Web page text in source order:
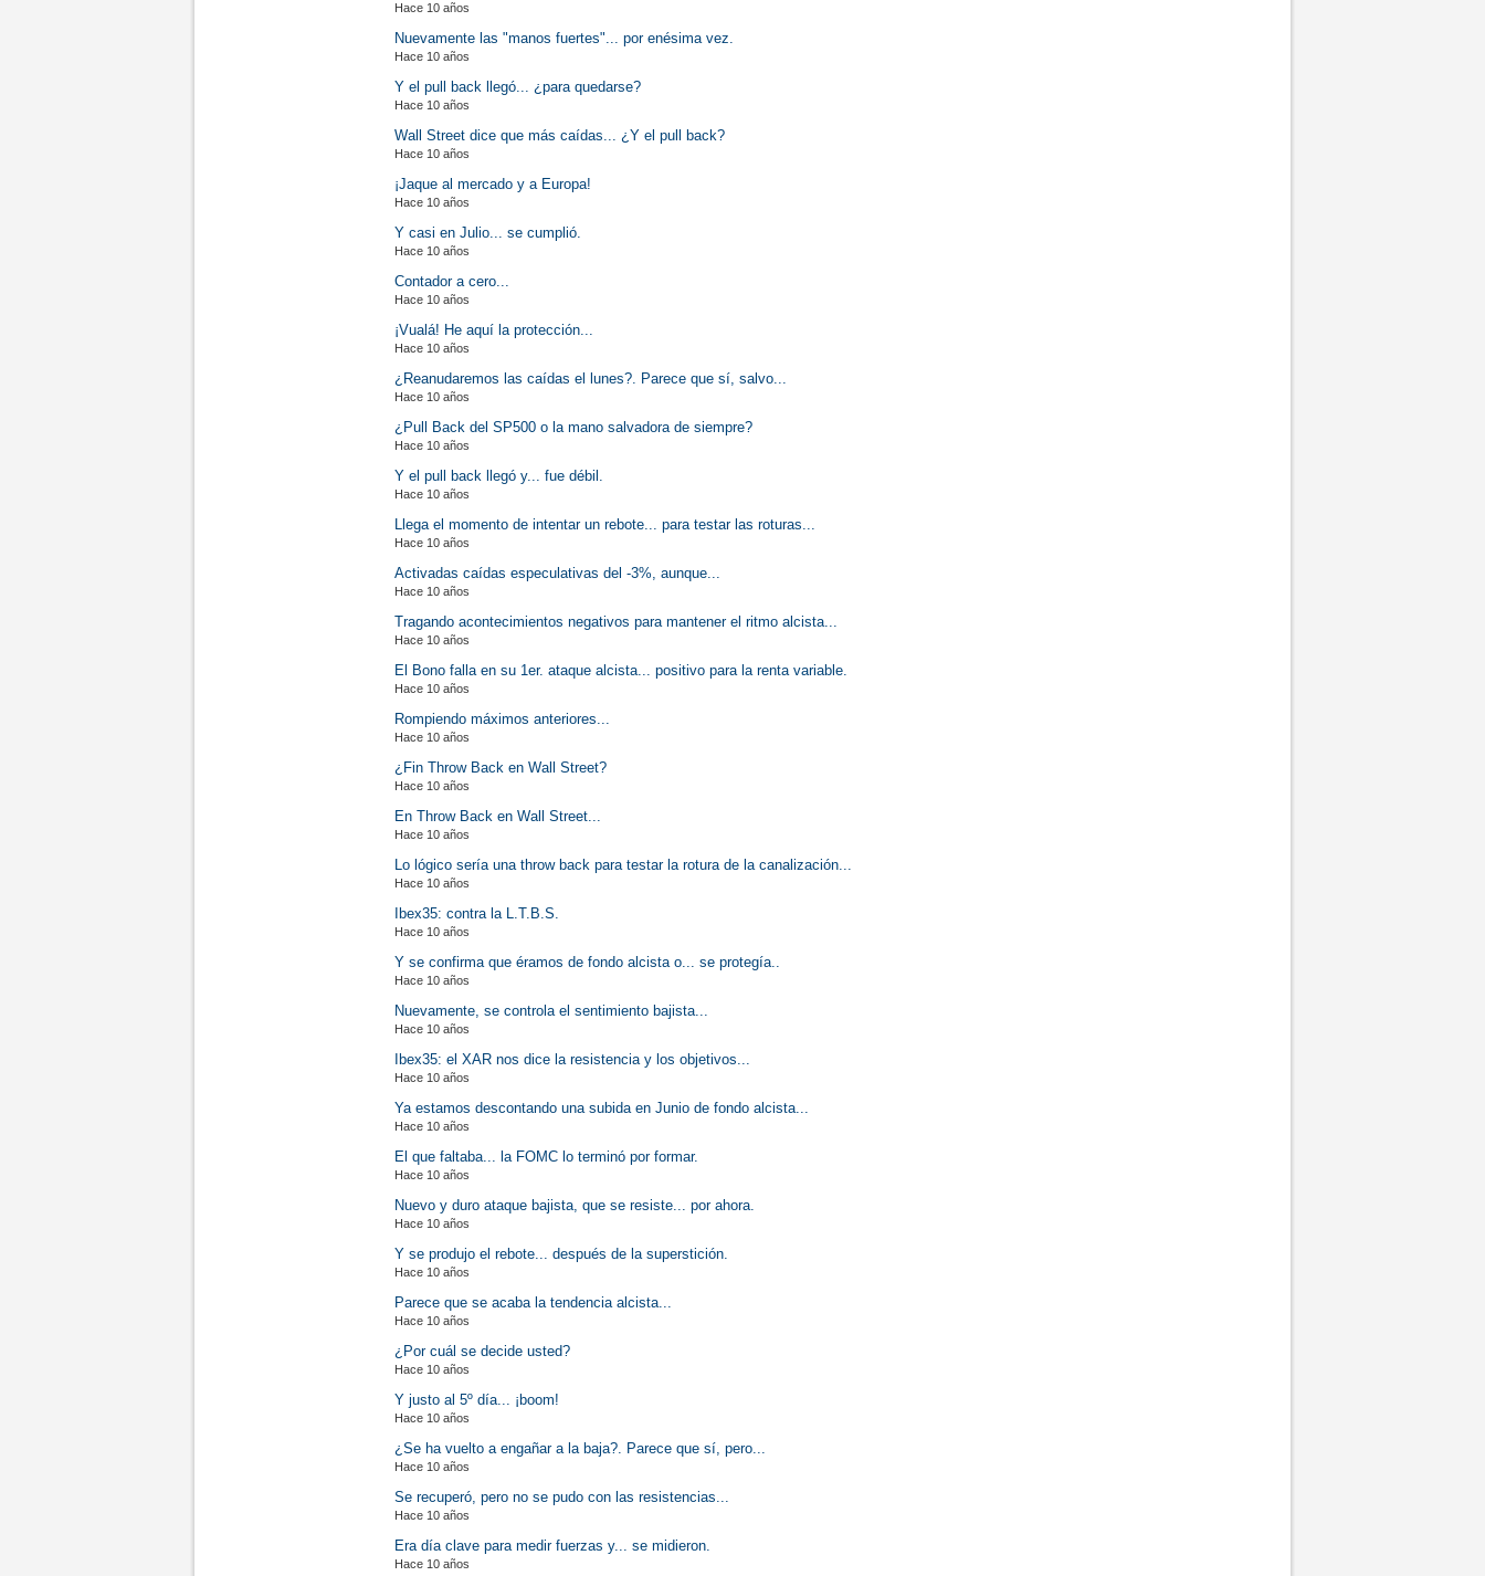
Hace 10 años
Nuevamente las "manos fuertes"... por enésima vez.
Hace 10 años
Y el pull back llegó... ¿para quedarse?
Hace 10 años
Wall Street dice que más caídas... ¿Y el pull back?
Hace 10 años
¡Jaque al mercado y a Europa!
Hace 10 años
Y casi en Julio... se cumplió.
Hace 10 años
Contador a cero...
Hace 10 años
¡Vualá! He aquí la protección...
Hace 10 años
¿Reanudaremos las caídas el lunes?. Parece que sí, salvo...
Hace 10 años
¿Pull Back del SP500 o la mano salvadora de siempre?
Hace 10 años
Y el pull back llegó y... fue débil.
Hace 10 años
Llega el momento de intentar un rebote... para testar las roturas...
Hace 10 años
Activadas caídas especulativas del -3%, aunque...
Hace 10 años
Tragando acontecimientos negativos para mantener el ritmo alcista...
Hace 10 años
El Bono falla en su 1er. ataque alcista... positivo para la renta variable.
Hace 10 años
Rompiendo máximos anteriores...
Hace 10 años
¿Fin Throw Back en Wall Street?
Hace 10 años
En Throw Back en Wall Street...
Hace 10 años
Lo lógico sería una throw back para testar la rotura de la canalización...
Hace 10 años
Ibex35: contra la L.T.B.S.
Hace 10 años
Y se confirma que éramos de fondo alcista o... se protegía..
Hace 10 años
Nuevamente, se controla el sentimiento bajista...
Hace 10 años
Ibex35: el XAR nos dice la resistencia y los objetivos...
Hace 10 años
Ya estamos descontando una subida en Junio de fondo alcista...
Hace 10 años
El que faltaba... la FOMC lo terminó por formar.
Hace 10 años
Nuevo y duro ataque bajista, que se resiste... por ahora.
Hace 10 años
Y se produjo el rebote... después de la superstición.
Hace 10 años
Parece que se acaba la tendencia alcista...
Hace 10 años
¿Por cuál se decide usted?
Hace 10 años
Y justo al 5º día... ¡boom!
Hace 10 años
¿Se ha vuelto a engañar a la baja?. Parece que sí, pero...
Hace 10 años
Se recuperó, pero no se pudo con las resistencias...
Hace 10 años
Era día clave para medir fuerzas y... se midieron.
Hace 10 años